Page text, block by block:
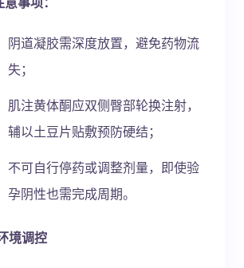
阴道凝胶需深度放置，避免药物流
失；
肌注黄体酮应双侧臀部轮换注射，
辅以土豆片贴敷预防硬结；
不可自行停药或调整剂量，即使验
孕阴性也需完成周期。
境调控